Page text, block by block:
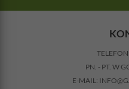
TELEFON:
PN. - PT. W
E-MAIL: